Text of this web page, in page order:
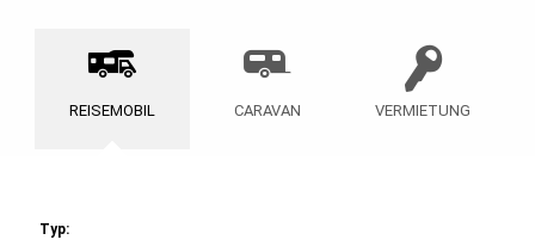
REISEMOBIL CARAVAN VERMIETUNG
Typ: